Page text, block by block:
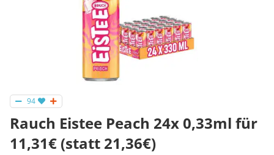
94
Rauch Eistee Peach 24x 0,33ml für
11,31€ (statt 21,36€)